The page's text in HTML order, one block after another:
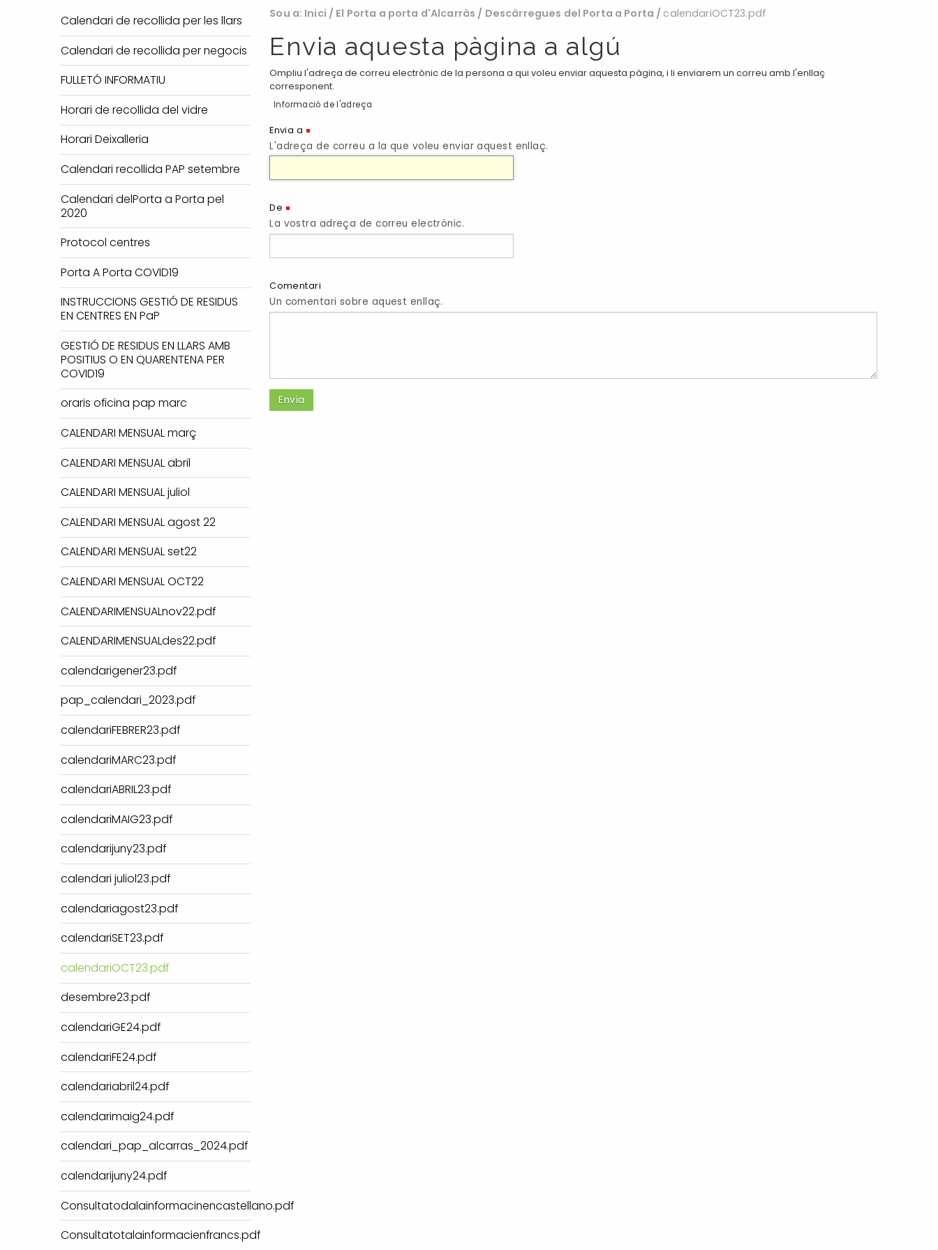
Calendari de recollida per les llars
Calendari de recollida per negocis
FULLETÓ INFORMATIU
Horari de recollida del vidre
Horari Deixalleria
Calendari recollida PAP setembre
Calendari delPorta a Porta pel
2020
Protocol centres
Porta A Porta COVID19
INSTRUCCIONS GESTIÓ DE RESIDUS
EN CENTRES EN PaP
GESTIÓ DE RESIDUS EN LLARS AMB
POSITIUS O EN QUARENTENA PER
COVID19
oraris oficina pap marc
CALENDARI MENSUAL març
CALENDARI MENSUAL abril
CALENDARI MENSUAL juliol
CALENDARI MENSUAL agost 22
CALENDARI MENSUAL set22
CALENDARI MENSUAL OCT22
CALENDARIMENSUALnov22.pdf
CALENDARIMENSUALdes22.pdf
calendarigener23.pdf
pap_calendari_2023.pdf
calendariFEBRER23.pdf
calendariMARC23.pdf
calendariABRIL23.pdf
calendariMAIG23.pdf
calendarijuny23.pdf
calendari juliol23.pdf
calendariagost23.pdf
calendariSET23.pdf
calendariOCT23.pdf
desembre23.pdf
calendariGE24.pdf
calendariFE24.pdf
calendariabril24.pdf
calendarimaig24.pdf
calendari_pap_alcarras_2024.pdf
calendarijuny24.pdf
Consultatodalainformacinencastellano.pdf
Consultatotalainformacienfrancs.pdf
Sou a: Inici / El Porta a porta d'Alcarràs / Descàrregues del Porta a Porta / calendariOCT23.pdf
Envia aquesta pàgina a algú
Ompliu l'adreça de correu electrònic de la persona a qui voleu enviar aquesta pàgina, i li enviarem un correu amb l'enllaç
corresponent.
Informació de l'adreça
Envia a
L'adreça de correu a la que voleu enviar aquest enllaç.
De
La vostra adreça de correu electrònic.
Comentari
Un comentari sobre aquest enllaç.